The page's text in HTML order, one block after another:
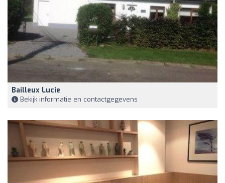
Bailleux Lucie
Bekijk informatie en contactgegevens